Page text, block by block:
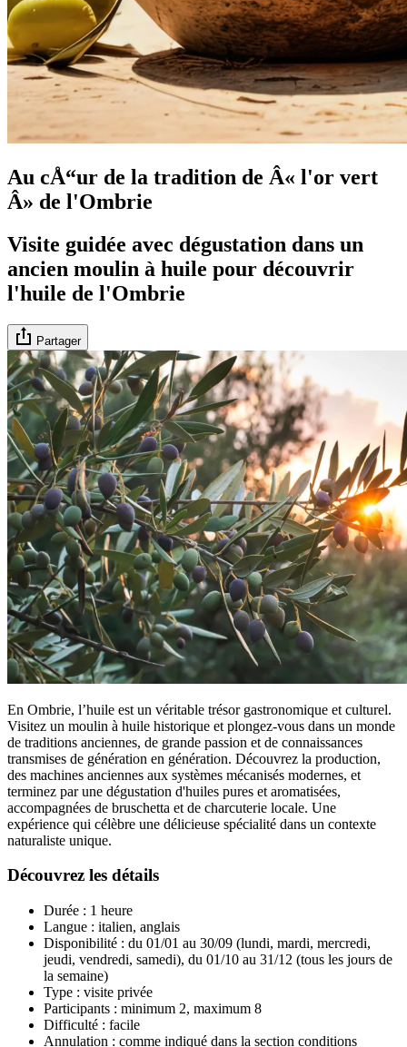
Au cÅ“ur de la tradition de Â« l'or vert
Â» de l'Ombrie
Visite guidée avec dégustation dans un
ancien moulin à huile pour découvrir
l'huile de l'Ombrie
Partager
En Ombrie, l’huile est un véritable trésor gastronomique et culturel.
Visitez un moulin à huile historique et plongez-vous dans un monde
de traditions anciennes, de grande passion et de connaissances
transmises de génération en génération. Découvrez la production,
des machines anciennes aux systèmes mécanisés modernes, et
terminez par une dégustation d'huiles pures et aromatisées,
accompagnées de bruschetta et de charcuterie locale. Une
expérience qui célèbre une délicieuse spécialité dans un contexte
naturaliste unique.
Découvrez les détails
Durée : 1 heure
Langue : italien, anglais
Disponibilité : du 01/01 au 30/09 (lundi, mardi, mercredi,
jeudi, vendredi, samedi), du 01/10 au 31/12 (tous les jours de
la semaine)
Type : visite privée
Participants : minimum 2, maximum 8
Difficulté : facile
Annulation : comme indiqué dans la section conditions